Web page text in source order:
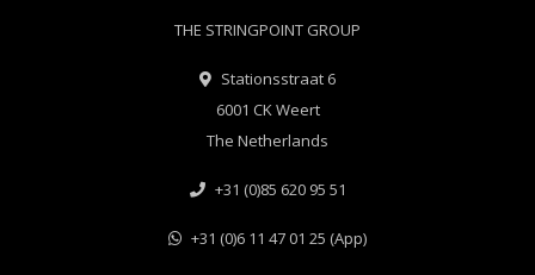
THE STRINGPOINT GROUP
Stationsstraat 6
6001 CK Weert
The Netherlands
+31 (0)85 620 95 51
+31 (0)6 11 47 01 25 (App)